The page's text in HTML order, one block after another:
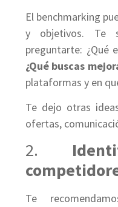
El benchmarking
y objetivos. Te
preguntarte: ¿Qué
¿Qué buscas
plataformas y en
Te dejo otras
ofertas,
2.
Te